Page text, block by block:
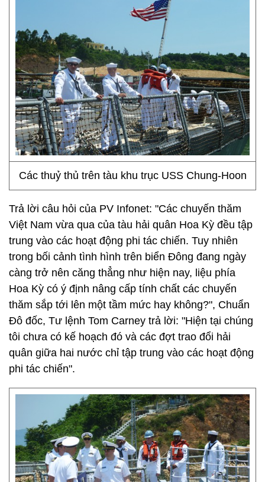
Các thuỷ thủ trên tàu khu trục USS Chung-Hoon
Trả lời câu hỏi của PV Infonet: "Các chuyến thăm
Việt Nam vừa qua của tàu hải quân Hoa Kỳ đều tập
trung vào các hoạt động phi tác chiến. Tuy nhiên
trong bối cảnh tình hình trên biển Đông đang ngày
càng trở nên căng thẳng như hiện nay, liệu phía
Hoa Kỳ có ý định nâng cấp tính chất các chuyến
thăm sắp tới lên một tầm mức hay không?", Chuẩn
Đô đốc, Tư lệnh Tom Carney trả lời: "Hiện tại chúng
tôi chưa có kế hoạch đó và các đợt trao đổi hải
quân giữa hai nước chỉ tập trung vào các hoạt động
phi tác chiến".